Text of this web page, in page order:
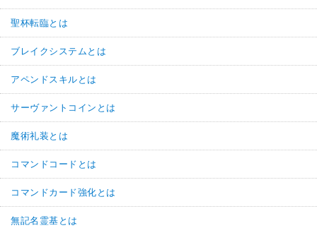
聖杯転臨とは
ブレイクシステムとは
アペンドスキルとは
サーヴァントコインとは
魔術礼装とは
コマンドコードとは
コマンドカード強化とは
無記名霊基とは